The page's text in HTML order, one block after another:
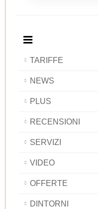
TARIFFE
NEWS
PLUS
RECENSIONI
SERVIZI
VIDEO
OFFERTE
DINTORNI